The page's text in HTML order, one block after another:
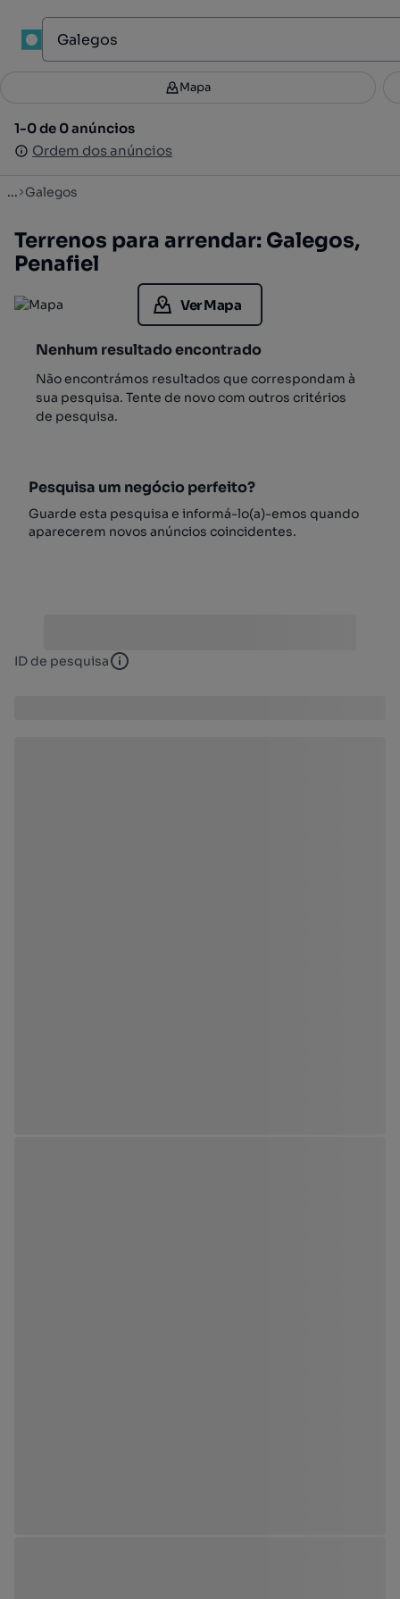
Filtros 3
1-0 de 0 anúncios
Ordem dos anúncios
Mapa
1-0 de 0 anúncios
Ordem dos anúncios
... Galegos
Terrenos para arrendar: Galegos,
Penafiel
Ver Mapa
Nenhum resultado encontrado
Não encontrámos resultados que correspondam à
sua pesquisa. Tente de novo com outros critérios
de pesquisa.
Pesquisa um negócio perfeito?
Guarde esta pesquisa e informá-lo(a)-emos quando
aparecerem novos anúncios coincidentes.
ID de pesquisa ID de pesquisa